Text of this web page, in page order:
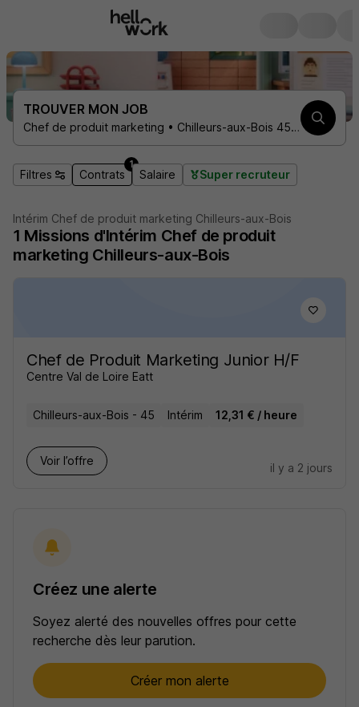
TROUVER MON JOB
Chef de produit marketing • Chilleurs-aux-Bois 45170 • 1 contrat
Filtres Contrats
1
Salaire Super recruteur
Intérim Chef de produit marketing Chilleurs-aux-Bois
1 Missions d'Intérim Chef de produit
marketing Chilleurs-aux-Bois
Chef de Produit Marketing Junior H/F
Centre Val de Loire Eatt
Chilleurs-aux-Bois - 45 Intérim 12,31 € / heure
Voir l’offre
il y a 2 jours
Créez une alerte
Soyez alerté des nouvelles offres pour cette
recherche dès leur parution.
Créer mon alerte